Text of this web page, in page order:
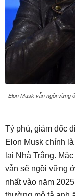
Elon Musk vẫn ngồi vững
Tỷ phú, giám đốc
Elon Musk chính
lại Nhà Trắng.
vẫn sẽ ngồi vững
nhất vào năm